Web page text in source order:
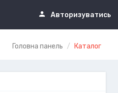
Авторизуватись
Головна панель Каталог